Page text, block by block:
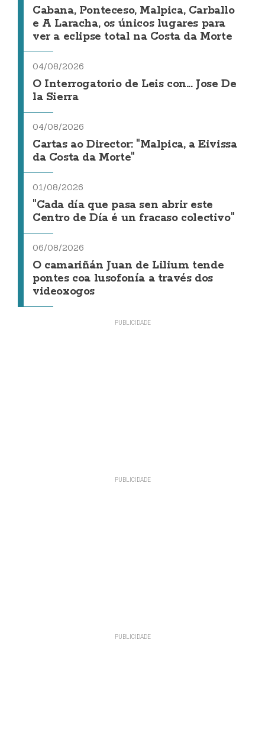
Cabana, Ponteceso, Malpica, Carballo
e A Laracha, os únicos lugares para
ver a eclipse total na Costa da Morte
04/08/2026
O Interrogatorio de Leis con... Jose De
la Sierra
04/08/2026
Cartas ao Director: "Malpica, a Eivissa
da Costa da Morte"
01/08/2026
"Cada día que pasa sen abrir este
Centro de Día é un fracaso colectivo"
06/08/2026
O camariñán Juan de Lilium tende
pontes coa lusofonía a través dos
videoxogos